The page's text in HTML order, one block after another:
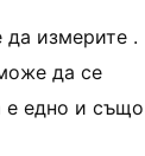
да измерите .
да се
е едно и също